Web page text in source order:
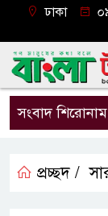
ঢাকা
সংবাদ
প্রচ্ছদ /